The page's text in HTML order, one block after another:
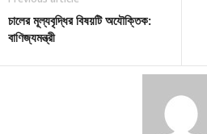
চালের মূল্যবৃদ্ধির বিষয়টি অযৌক্তিক:
বাণিজ্যমন্ত্রী